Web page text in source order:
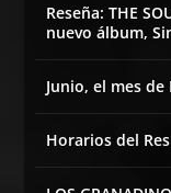
Reseña: THE
nuevo álbum,
Junio, el mes de
Horarios del